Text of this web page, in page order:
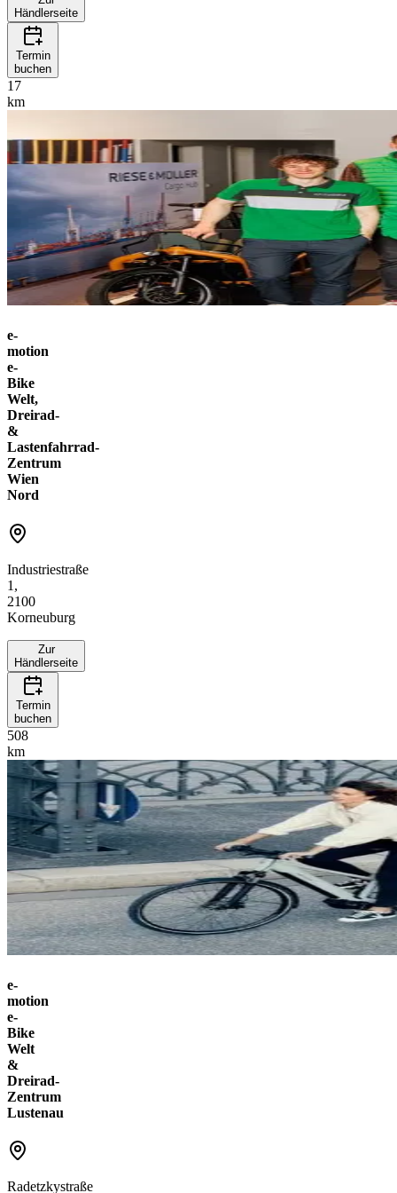
Händlerseite
Termin
buchen
17
km
e-
motion
e-
Bike
Welt,
Dreirad-
&
Lastenfahrrad-
Zentrum
Wien
Nord
Industriestraße
1,
2100
Korneuburg
Zur
Händlerseite
Termin
buchen
508
km
e-
motion
e-
Bike
Welt
&
Dreirad-
Zentrum
Lustenau
Radetzkystraße